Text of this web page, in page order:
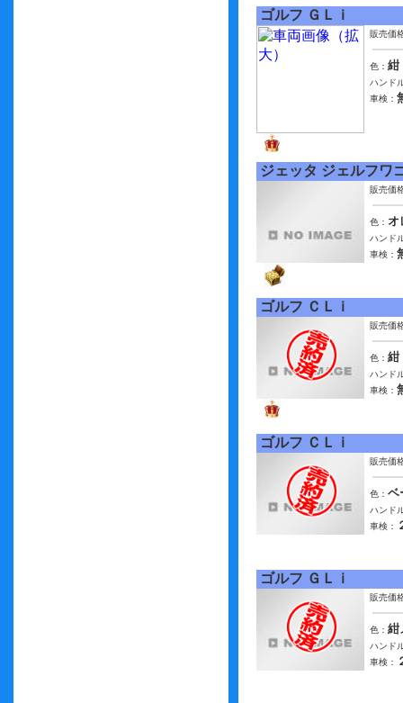
ゴルフ ＧＬｉ
販売価
色： 紺
ハンド
車検：
ジェッタ ジェルフワ
販売価
色： オ
ハンド
車検：
ゴルフ ＣＬｉ
販売価
色： 紺
ハンド
車検：
ゴルフ ＣＬｉ
販売価
色： ベ
ハンド
車検：
ゴルフ ＧＬｉ
販売価
色： 紺
ハンド
車検：